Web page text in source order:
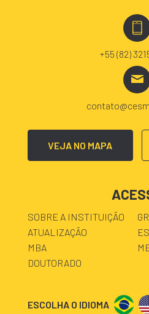
+55 (82)
VEJA NO MAPA
SOBRE A INSTITUIÇÃO
ATUALIZAÇÃO
MBA
DOUTORADO
ESCOLHA O IDIOMA